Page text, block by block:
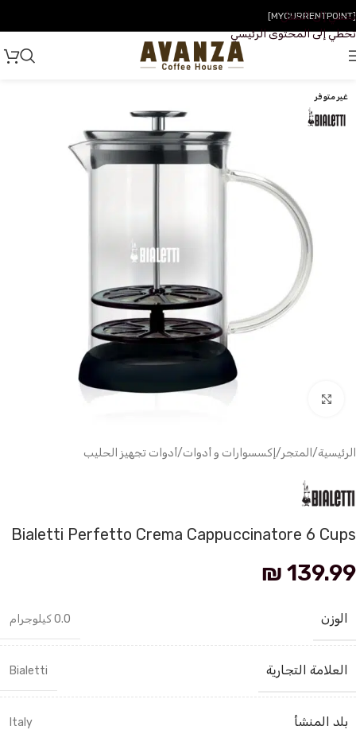
تخطي إلى التنقل
تخطي إلى المحتوى الرئيسي
[MYCURRENTPOINT]
غير متوفر
الرئيسية/ المتجر/ إكسسوارات و أدوات/أدوات تجهيز الحليب
Bialetti Perfetto Crema Cappuccinatore 6 Cups
₪ 139.99
الوزن 0.0 كيلوجرام
العلامة التجارية Bialetti
بلد المنشأ Italy